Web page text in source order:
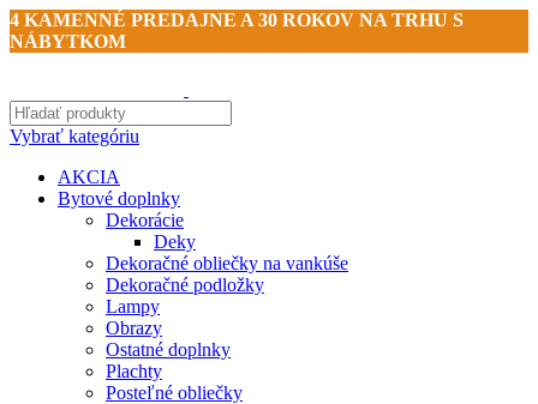
4 KAMENNÉ PREDAJNE A 30 ROKOV NA TRHU S
NÁBYTKOM
Vybrať kategóriu
AKCIA
Bytové doplnky
Dekorácie
Deky
Dekoračné obliečky na vankúše
Dekoračné podložky
Lampy
Obrazy
Ostatné doplnky
Plachty
Posteľné obliečky